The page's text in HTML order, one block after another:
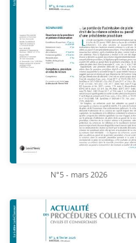
N°5 - mars 2026